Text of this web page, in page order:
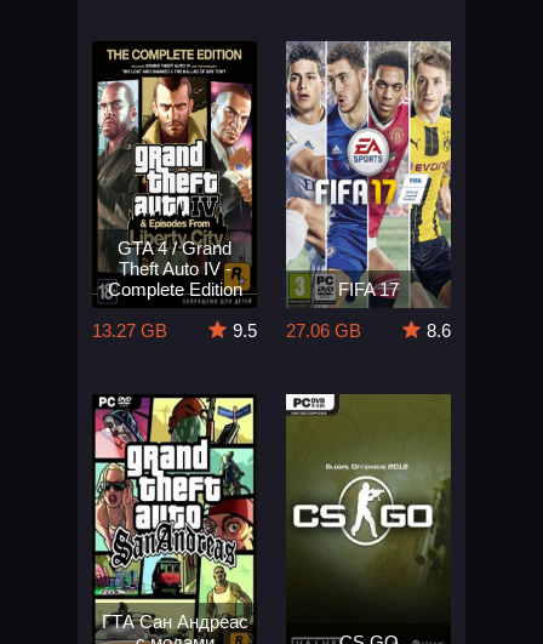
GTA 4 / Grand
Theft Auto IV -
Complete Edition
13.27 GB
9.5
FIFA 17
27.06 GB
8.6
ГТА Сан Андреас